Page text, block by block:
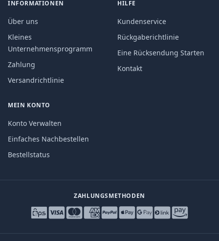
INFORMATIONEN
Über uns
Kleines
Unternehmensprogramm
Zahlung
Versandrichtlinie
HILFE
Kundenservice
Rückgaberichtlinie
Eine Rücksendung Starten
Kontakt
MEIN KONTO
Konto Verwalten
Einfaches Nachbestellen
Bestellstatus
ZAHLUNGSMETHODEN